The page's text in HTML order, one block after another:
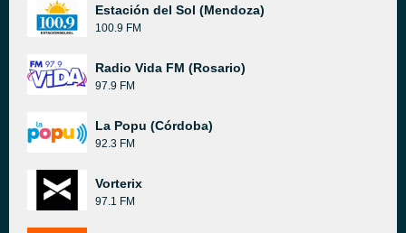
Estación del Sol (Mendoza)
100.9 FM
Radio Vida FM (Rosario)
97.9 FM
La Popu (Córdoba)
92.3 FM
Vorterix
97.1 FM